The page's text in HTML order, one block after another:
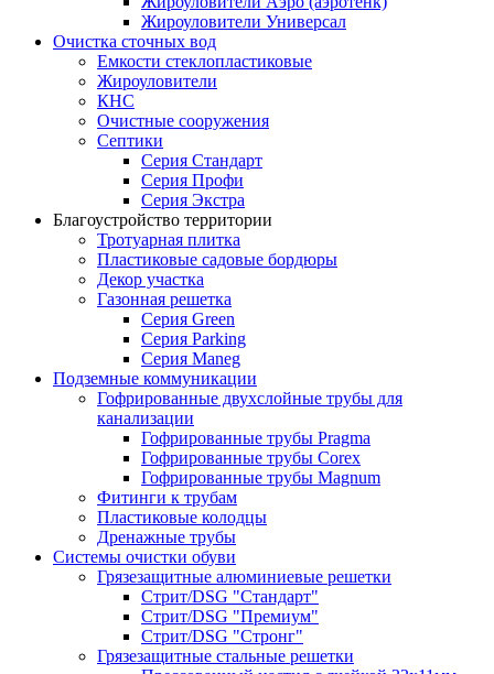
Жироуловители Универсал
Очистка сточных вод
Емкости стеклопластиковые
Жироуловители
КНС
Очистные сооружения
Септики
Серия Стандарт
Серия Профи
Серия Экстра
Благоустройство территории
Тротуарная плитка
Пластиковые садовые бордюры
Декор участка
Газонная решетка
Серия Green
Серия Parking
Серия Maneg
Подземные коммуникации
Гофрированные двухслойные трубы для
канализации
Гофрированные трубы Pragma
Гофрированные трубы Corex
Гофрированные трубы Magnum
Фитинги к трубам
Пластиковые колодцы
Дренажные трубы
Системы очистки обуви
Грязезащитные алюминиевые решетки
Стрит/DSG "Стандарт"
Стрит/DSG "Премиум"
Стрит/DSG "Стронг"
Грязезащитные стальные решетки